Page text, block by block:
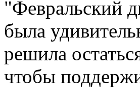
"Февральский
была
решила
чтобы